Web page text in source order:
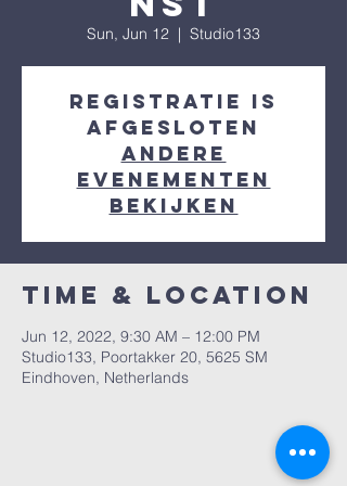
Sun, Jun 12
  |
Studio133
Registratie is
afgesloten
Andere
evenementen
bekijken
Time & Location
Jun 12, 2022, 9:30 AM – 12:00 PM
Studio133, Poortakker 20, 5625 SM
Eindhoven, Netherlands